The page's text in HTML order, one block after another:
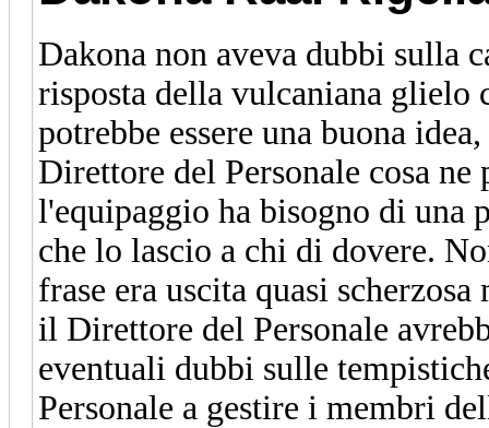
Dakona non aveva dubbi sulla
risposta della vulcaniana glielo
potrebbe essere una buona
Direttore del Personale cosa
l'equipaggio ha bisogno di una
che lo lascio a chi di dovere.
frase era uscita quasi
il Direttore del Personale
eventuali dubbi sulle
Personale a gestire i membri